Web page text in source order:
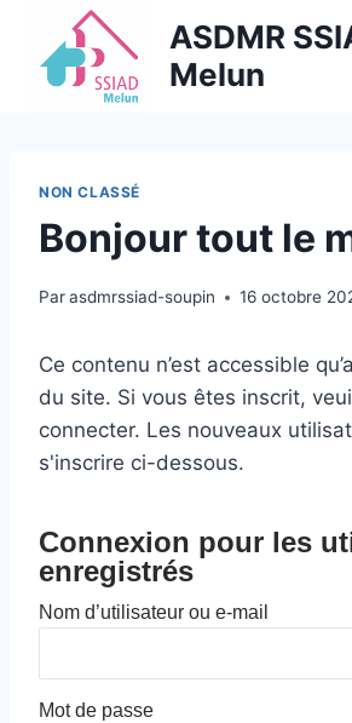
content
ASDMR
Melun
NON CLASSÉ
Bonjour tout le
Parasdmrssiad-soupin 16 octobre
Ce contenu n’est accessible
du site. Si vous êtes inscrit,
connecter. Les nouveaux
s'inscrire ci-dessous.
Connexion pour les
enregistrés
Nom d’utilisateur ou e-mail
Mot de passe